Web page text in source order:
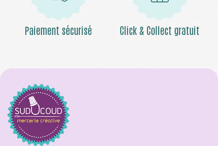
Paiement sécurisé Click & Collect gratuit